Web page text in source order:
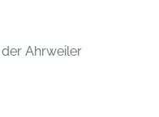
Ahrweiler